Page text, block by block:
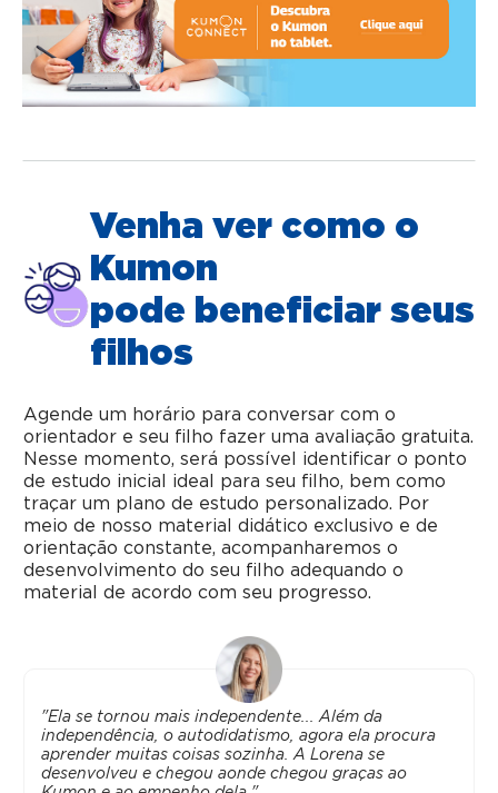
Venha ver como o
Kumon
pode beneficiar seus
filhos
Agende um horário para conversar com o
orientador e seu filho fazer uma avaliação gratuita.
Nesse momento, será possível identificar o ponto
de estudo inicial ideal para seu filho, bem como
traçar um plano de estudo personalizado. Por
meio de nosso material didático exclusivo e de
orientação constante, acompanharemos o
desenvolvimento do seu filho adequando o
material de acordo com seu progresso.
"Ela se tornou mais independente... Além da
independência, o autodidatismo, agora ela procura
aprender muitas coisas sozinha. A Lorena se
desenvolveu e chegou aonde chegou graças ao